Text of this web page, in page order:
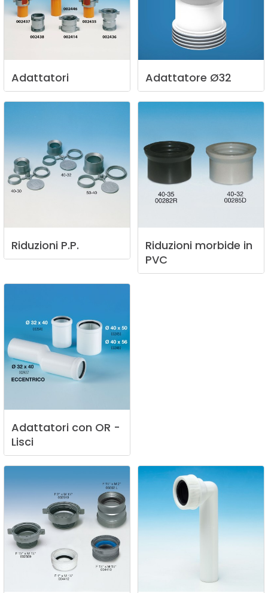
Adattatori Adattatore Ø32
Riduzioni P.P. Riduzioni morbide in
PVC
Adattatori con OR -
Lisci